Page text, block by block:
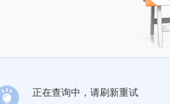
正在查询中，请刷新重试